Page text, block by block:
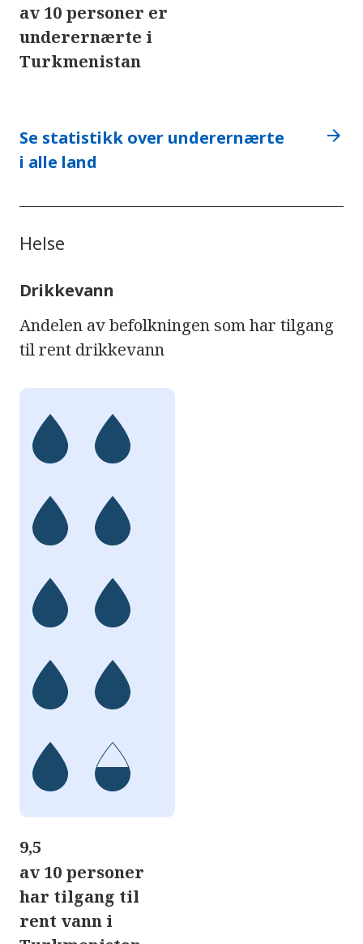
av 10 personer er
underernærte i
Turkmenistan
Se statistikk over underernærte
i alle land
arrow_forward
Helse
Drikkevann
Andelen av befolkningen som har tilgang
til rent drikkevann
9,5
av 10 personer
har tilgang til
rent vann i